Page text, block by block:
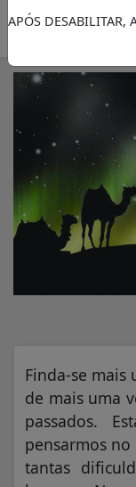
SEMANÁRIO
Finda-se mais
de mais uma
passados.
pensarmos
tantas
APÓS DESABILITAR,